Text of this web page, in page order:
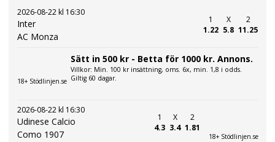
2026-08-22 kl 16:30
Inter
AC Monza
1
1.22
X
5.8
2
11.25
18+ Stödlinjen.se
Sätt in 500 kr - Betta för 1000 kr. Annons.
Villkor: Min. 100 kr insättning, oms. 6x, min. 1,8 i odds.
Giltig 60 dagar.
2026-08-22 kl 16:30
Udinese Calcio
Como 1907
1
4.3
X
3.4
2
1.81
18+ Stödlinjen.se